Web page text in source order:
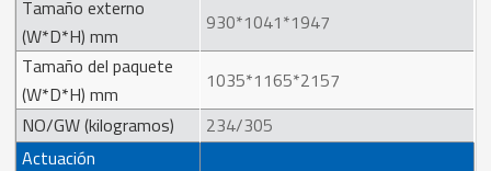
Tamaño externo
(W*D*H) mm
930*1041*1947
Tamaño del paquete
(W*D*H) mm
1035*1165*2157
NO/GW (kilogramos)
234/305
Actuación